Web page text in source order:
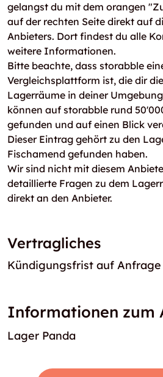
gelangst du mit dem orangen
auf der rechten Seite direkt auf
Anbieters. Dort findest du alle
weitere Informationen.
Bitte beachte, dass storabble
Vergleichsplattform ist, die dir
Lagerräume in deiner
können auf storabble rund
gefunden und auf einen Blick
Dieser Eintrag gehört zu den
Fischamend gefunden haben.
Wir sind nicht mit diesem
detaillierte Fragen zu dem
direkt an den Anbieter.
Vertragliches
Kündigungsfrist auf Anfrage
Informationen zum
Lager Panda